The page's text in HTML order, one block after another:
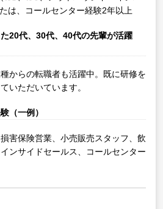
は、コールセンター経験2年以上
た20代、30代、40代の先輩が活躍
からの転職者も活躍中。既に研修を
いただいています。
（一例）
害保険営業、小売販売スタッフ、飲
ンサイドセールス、コールセンター